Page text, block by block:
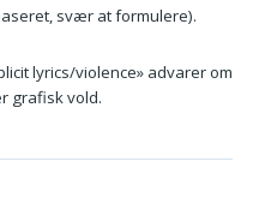
svær at formulere).
lyrics/violence» advarer om
grafisk vold.